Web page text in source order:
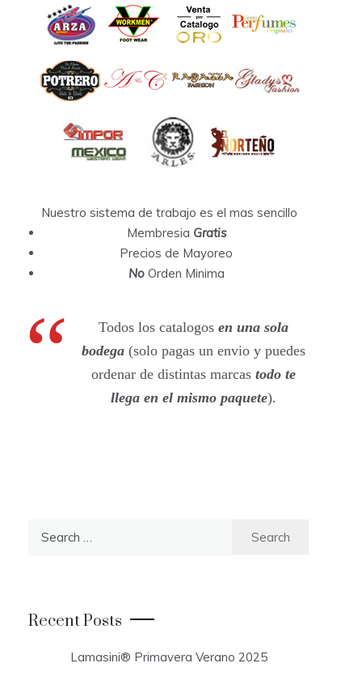
Nuestro sistema de trabajo es el mas sencillo
Membresia Gratis
Precios de Mayoreo
NoOrden Minima
Todos los catalogos en una sola
bodega (solo pagas un envio y puedes
ordenar de distintas marcastodo te
llega en el mismo paquete).
Recent Posts
Lamasini® Primavera Verano 2025